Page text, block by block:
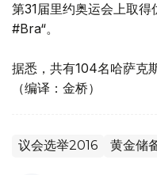
第31届里约奥运会上取
#Bra“。
据悉，共有104名哈萨克
（编译：金桥）
议会选举2016 黄金储